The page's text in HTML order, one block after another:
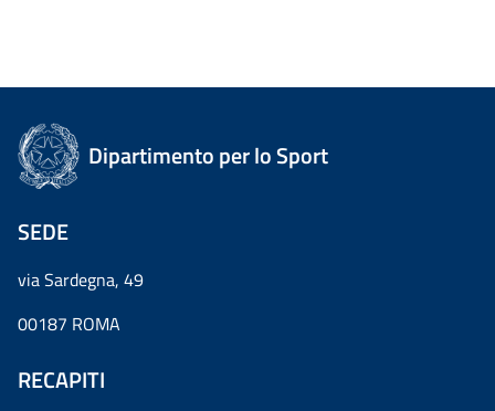
Dipartimento per lo Sport
SEDE
via Sardegna, 49
00187 ROMA
RECAPITI